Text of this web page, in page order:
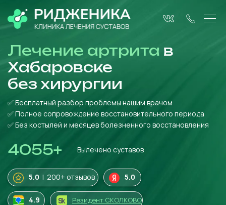
Лечение артрита в
Хабаровске
безхирургии
✅ Бесплатный разбор проблемы нашим врачом
✅ Полное сопровождение восстановительного периода
✅ Без костылей и месяцев болезненного восстановления
4055+ Вылечено суставов
5.0 | 200+ отзывов 5.0
4.9 Резидент СКОЛКОВО